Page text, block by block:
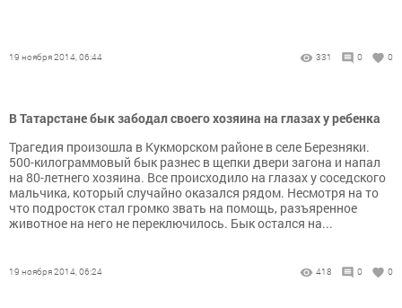
19 ноября 2014, 06:44 331 0 0
В Татарстане бык забодал своего хозяина на глазах у ребенка
Трагедия произошла в Кукморском районе в селе Березняки.
500-килограммовый бык разнес в щепки двери загона и напал
на 80-летнего хозяина. Все происходило на глазах у соседского
мальчика, который случайно оказался рядом. Несмотря на то
что подросток стал громко звать на помощь, разъяренное
животное на него не переключилось. Бык остался на...
19 ноября 2014, 06:24 418 0 0